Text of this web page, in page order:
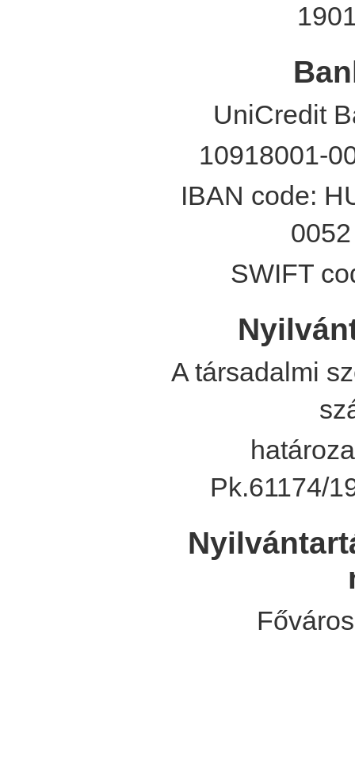
UniCredit
10918001-
IBAN code:
SWIFT
A társadalmi
Pk.61174/